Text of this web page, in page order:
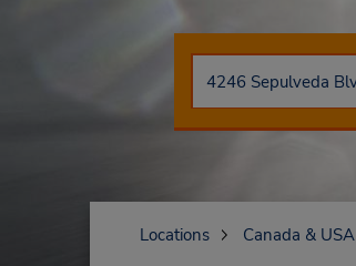
Locations Canada & USA